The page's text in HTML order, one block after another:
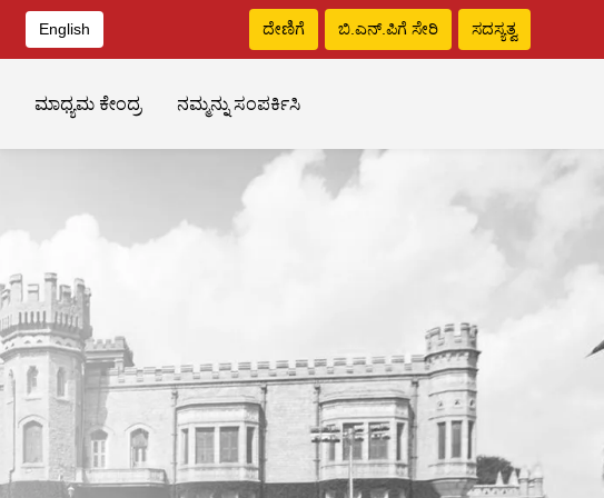
English ದೇಣಿಗೆ ಬಿ.ಎನ್‌.ಪಿಗೆ ಸೇರಿ ಸದಸ್ಯತ್ವ
ಮಾಧ್ಯಮ ಕೇಂದ್ರ ನಮ್ಮನ್ನು ಸಂಪರ್ಕಿಸಿ